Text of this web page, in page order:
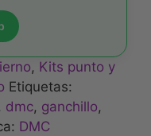
, Kits punto y
Etiquetas:
dmc, ganchillo,
DMC